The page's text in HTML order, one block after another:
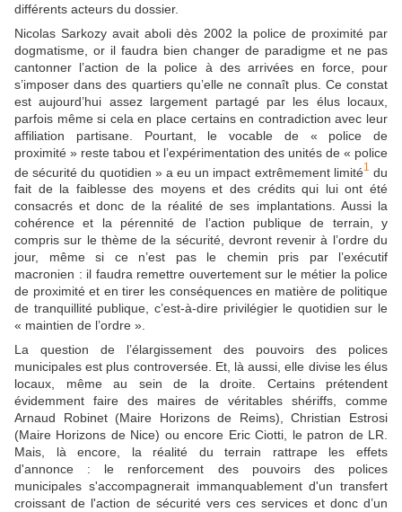
différents acteurs du dossier.
Nicolas Sarkozy avait aboli dès 2002 la police de proximité par
dogmatisme, or il faudra bien changer de paradigme et ne pas
cantonner l’action de la police à des arrivées en force, pour
s’imposer dans des quartiers qu’elle ne connaît plus. Ce constat
est aujourd’hui assez largement partagé par les élus locaux,
parfois même si cela en place certains en contradiction avec leur
affiliation partisane. Pourtant, le vocable de « police de
proximité » reste tabou et l’expérimentation des unités de « police
de sécurité du quotidien » a eu un impact extrêmement limité1 du
fait de la faiblesse des moyens et des crédits qui lui ont été
consacrés et donc de la réalité de ses implantations. Aussi la
cohérence et la pérennité de l’action publique de terrain, y
compris sur le thème de la sécurité, devront revenir à l’ordre du
jour, même si ce n’est pas le chemin pris par l’exécutif
macronien : il faudra remettre ouvertement sur le métier la police
de proximité et en tirer les conséquences en matière de politique
de tranquillité publique, c’est-à-dire privilégier le quotidien sur le
« maintien de l’ordre ».
La question de l’élargissement des pouvoirs des polices
municipales est plus controversée. Et, là aussi, elle divise les élus
locaux, même au sein de la droite. Certains prétendent
évidemment faire des maires de véritables shériffs, comme
Arnaud Robinet (Maire Horizons de Reims), Christian Estrosi
(Maire Horizons de Nice) ou encore Eric Ciotti, le patron de LR.
Mais, là encore, la réalité du terrain rattrape les effets
d'annonce : le renforcement des pouvoirs des polices
municipales s'accompagnerait immanquablement d'un transfert
croissant de l'action de sécurité vers ces services et donc d’un